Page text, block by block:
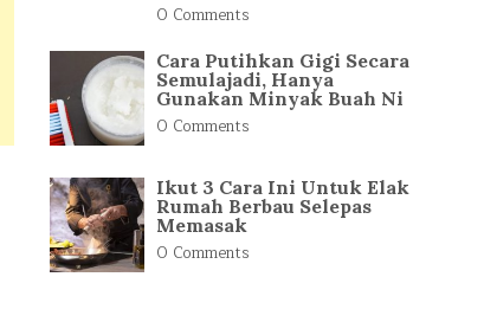
0 Comments
Cara Putihkan Gigi Secara
Semulajadi, Hanya
Gunakan Minyak Buah Ni
0 Comments
Ikut 3 Cara Ini Untuk Elak
Rumah Berbau Selepas
Memasak
0 Comments